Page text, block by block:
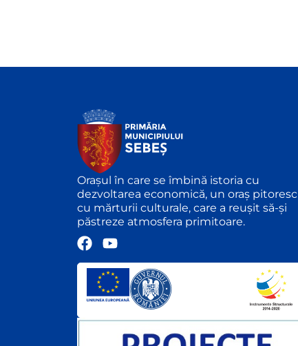
Orașul în care se îmbină istoria cu
dezvoltarea economică, un oraș pitoresc
cu mărturii culturale, care a reușit să-și
păstreze atmosfera primitoare.
F
c
b
o
Y
u
t
u
b